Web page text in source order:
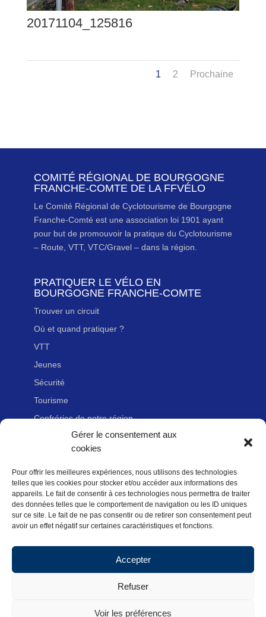
Gérer le consentement aux
cookies
Pour offrir les meilleures expériences, nous utilisons des technologies
telles que les cookies pour stocker et/ou accéder aux informations des
appareils. Le fait de consentir à ces technologies nous permettra de traiter
des données telles que le comportement de navigation ou les ID uniques
sur ce site. Le fait de ne pas consentir ou de retirer son consentement peut
avoir un effet négatif sur certaines caractéristiques et fonctions.
Accepter
Refuser
Voir les préférences
20171104_125816
1 2 Prochaine
COMITÉ RÉGIONAL DE BOURGOGNE
FRANCHE-COMTE DE LA FFVÉLO
Le Comité Régional de Cyclotourisme de Bourgogne
Franche-Comté est une association loi 1901 ayant
pour but de promouvoir la pratique du Cyclotourisme
– Route, VTT, VTC/Gravel – dans la région.
PRATIQUER LE VÉLO EN
BOURGOGNE FRANCHE-COMTE
Trouver un circuit
Où et quand pratiquer ?
VTT
Jeunes
Sécurité
Tourisme
Confréries de notre région
Nous contacter
Adhérer à la Fédération Française de cyclotourisme
Newsletter
Mentions légales
Politique des données personnelles
Politique de cookies (UE)